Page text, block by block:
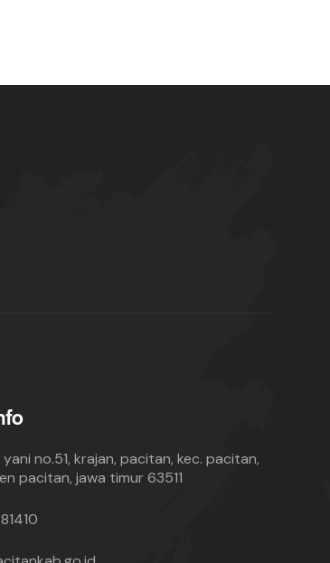
yani no.51, krajan, pacitan, kec. pacitan,
pacitan, jawa timur 63511